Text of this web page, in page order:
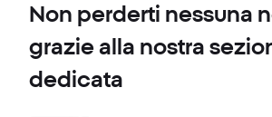
Non perderti nessuna
grazie alla nostra
dedicata